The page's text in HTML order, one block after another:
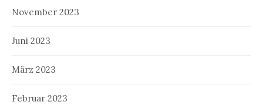
November 2023
Juni 2023
März 2023
Februar 2023